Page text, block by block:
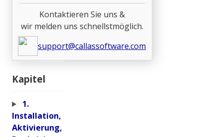
Kontaktieren Sie uns &
wir melden uns schnellstmöglich.
support@callassoftware.com
Kapitel
1.
Installation,
Aktivierung,